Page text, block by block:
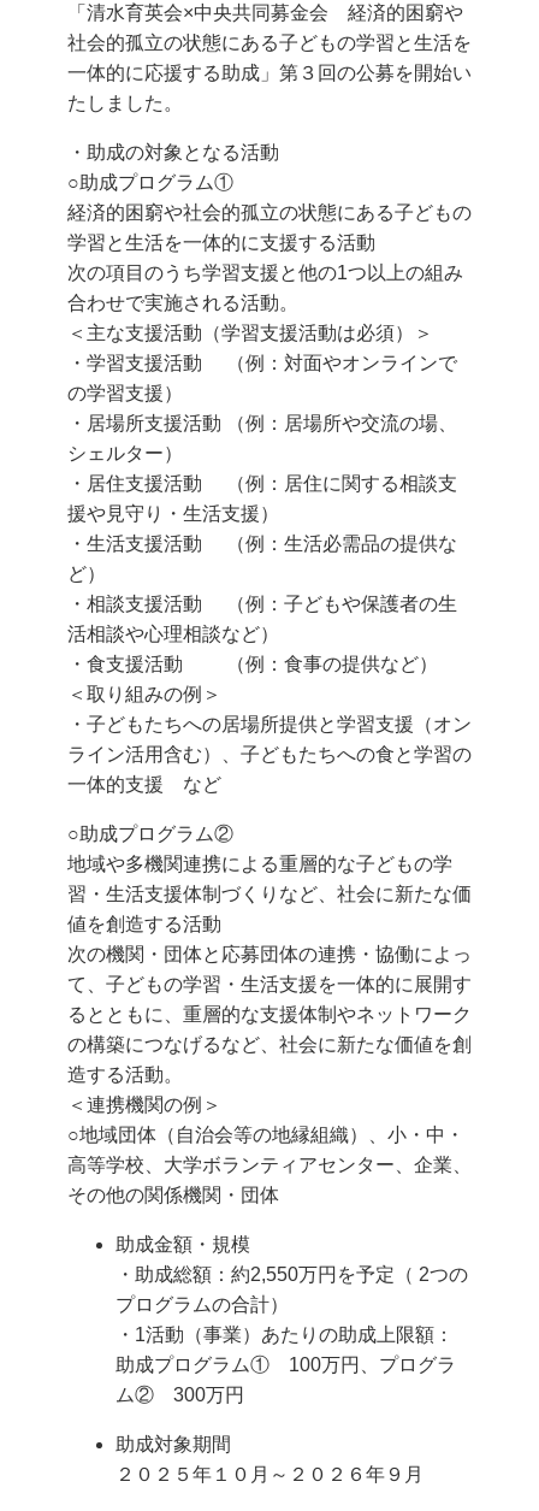
「清水育英会×中央共同募金会 経済的困窮や
社会的孤立の状態にある子どもの学習と生活を
一体的に応援する助成」第３回の公募を開始い
たしました。
・助成の対象となる活動
○助成プログラム①
経済的困窮や社会的孤立の状態にある子どもの
学習と生活を一体的に支援する活動
次の項目のうち学習支援と他の1つ以上の組み
合わせで実施される活動。
＜主な支援活動（学習支援活動は必須）＞
・学習支援活動 （例：対面やオンラインで
の学習支援）
・居場所支援活動 （例：居場所や交流の場、
シェルター）
・居住支援活動 （例：居住に関する相談支
援や見守り・生活支援）
・生活支援活動 （例：生活必需品の提供な
ど）
・相談支援活動 （例：子どもや保護者の生
活相談や心理相談など）
・食支援活動 （例：食事の提供など）
＜取り組みの例＞
・子どもたちへの居場所提供と学習支援（オン
ライン活用含む）、子どもたちへの食と学習の
一体的支援 など
○助成プログラム②
地域や多機関連携による重層的な子どもの学
習・生活支援体制づくりなど、社会に新たな価
値を創造する活動
次の機関・団体と応募団体の連携・協働によっ
て、子どもの学習・生活支援を一体的に展開す
るとともに、重層的な支援体制やネットワーク
の構築につなげるなど、社会に新たな価値を創
造する活動。
＜連携機関の例＞
○地域団体（自治会等の地縁組織）、小・中・
高等学校、大学ボランティアセンター、企業、
その他の関係機関・団体
助成金額・規模
・助成総額：約2,550万円を予定（ 2つの
プログラムの合計）
・1活動（事業）あたりの助成上限額：
助成プログラム① 100万円、プログラ
ム② 300万円
助成対象期間
２０２５年１０月～２０２６年９月